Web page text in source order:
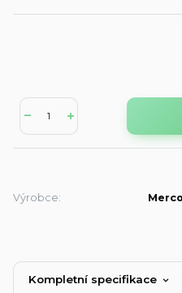
Výrobce: Merco
Kompletní specifikace